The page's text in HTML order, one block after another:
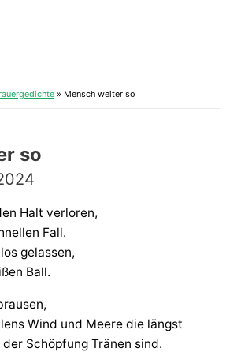
Mensch weiter so
so
Halt verloren,
Fall.
gelassen,
Ball.
Wind und Meere die längst
Schöpfung Tränen sind.